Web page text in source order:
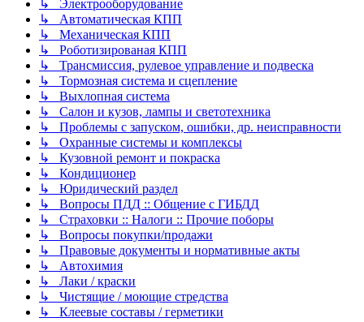
↳ Электрооборудование
↳ Автоматическая КПП
↳ Механическая КПП
↳ Роботизированая КПП
↳ Трансмиссия, рулевое управление и подвеска
↳ Тормозная система и сцепление
↳ Выхлопная система
↳ Салон и кузов, лампы и светотехника
↳ Проблемы с запуском, ошибки, др. неисправности
↳ Охранные системы и комплексы
↳ Кузовной ремонт и покраска
↳ Кондиционер
↳ Юридический раздел
↳ Вопросы ПДД :: Общение с ГИБДД
↳ Страховки :: Налоги :: Прочие поборы
↳ Вопросы покупки/продажи
↳ Правовые документы и нормативные акты
↳ Автохимия
↳ Лаки / краски
↳ Чистящие / моющие стредства
↳ Клеевые составы / герметики